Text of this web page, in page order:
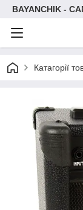
BAYANCHIK -
Катагорії